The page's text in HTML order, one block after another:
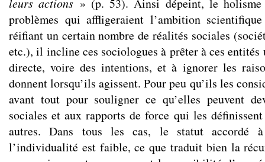
» (p. 53). Ainsi dépeint, le holisme
problèmes qui affligeraient l’ambition
réifiant un certain nombre de réalités sociales
etc.), il incline ces sociologues à prêter à ces entités
directe, voire des intentions, et à ignorer les
donnent lorsqu’ils agissent. Pour peu qu’ils les
avant tout pour souligner ce qu’elles peuvent
sociales et aux rapports de force qui les
autres. Dans tous les cas, le statut accordé
l’individualité est faible, ce que traduit bien la